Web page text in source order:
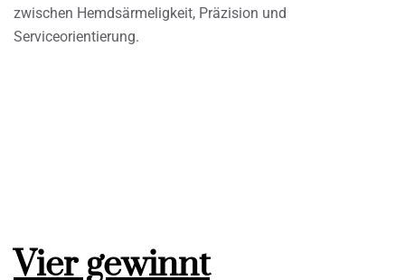
zwischen Hemdsärmeligkeit, Präzision und
Serviceorientierung.
Vier gewinnt